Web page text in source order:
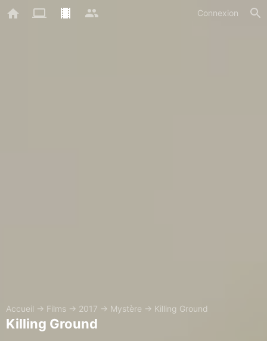
Connexion
Accueil → Films → 2017 → Mystère → Killing Ground
Killing Ground